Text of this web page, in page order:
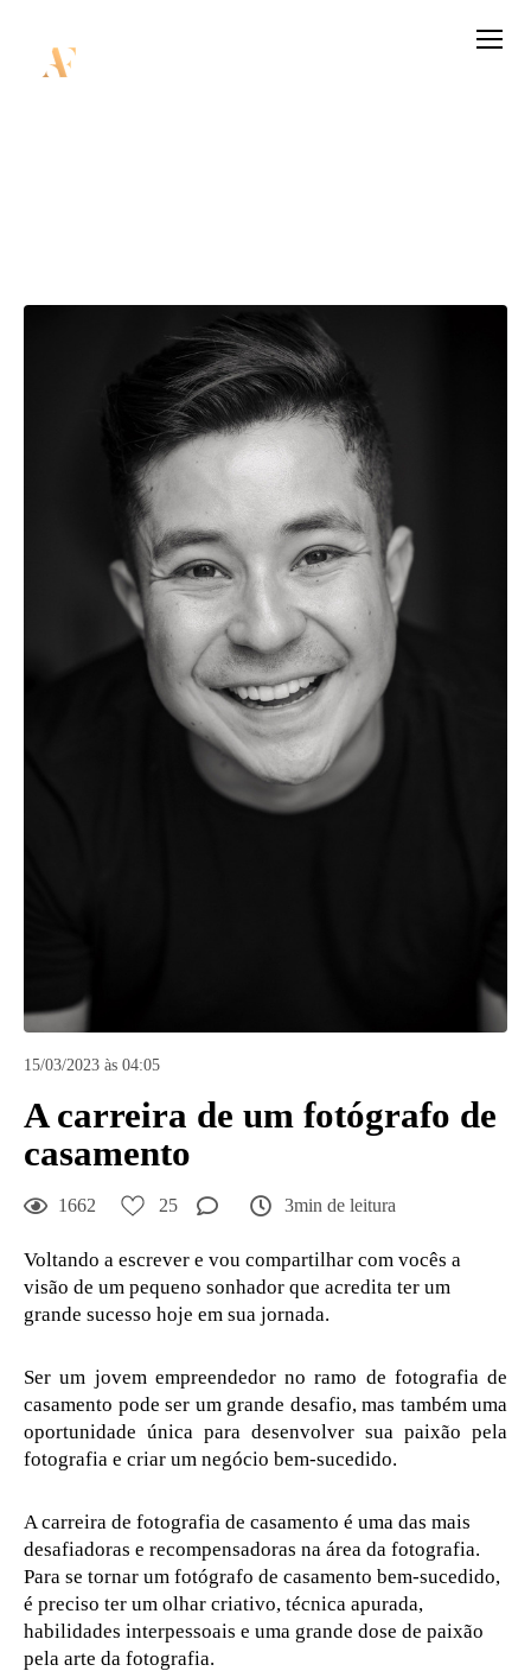
15/03/2023 às 04:05
A carreira de um fotógrafo de
casamento
1662 25 3min de leitura
Voltando a escrever e vou compartilhar com vocês a
visão de um pequeno sonhador que acredita ter um
grande sucesso hoje em sua jornada.
Ser um jovem empreendedor no ramo de fotografia de
casamento pode ser um grande desafio, mas também uma
oportunidade única para desenvolver sua paixão pela
fotografia e criar um negócio bem-sucedido.
A carreira de fotografia de casamento é uma das mais
desafiadoras e recompensadoras na área da fotografia.
Para se tornar um fotógrafo de casamento bem-sucedido,
é preciso ter um olhar criativo, técnica apurada,
habilidades interpessoais e uma grande dose de paixão
pela arte da fotografia.